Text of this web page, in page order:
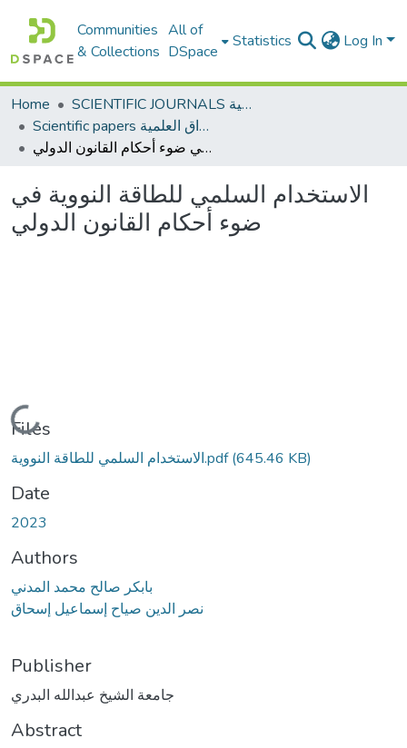
Communities
& Collections
All of
DSpace
Statistics Log In
Home
SCIENTIFIC JOURNALS المجلات العلمية
Scientific papers الأوراق العلمية
الاستخدام السلمي للطاقة النووية في ضوء أحكام القانون الدولي
الاستخدام السلمي للطاقة النووية في
ضوء أحكام القانون الدولي
Loading...
Files
الاستخدام السلمي للطاقة النووية.pdf(645.46 KB)
Date
2023
Authors
بابكر صالح محمد المدني
نصر الدين صياح إسماعيل إسحاق
Publisher
جامعة الشيخ عبدالله البدري
Abstract